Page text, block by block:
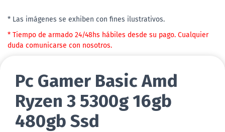
* Las imágenes se exhiben con fines ilustrativos.
* Tiempo de armado 24/48hs hábiles desde su pago. Cualquier
duda comunicarse con nosotros.
Pc Gamer Basic Amd
Ryzen 3 5300g 16gb
480gb Ssd